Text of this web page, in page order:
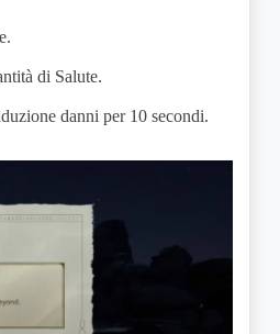
di Salute.
danni per 10 secondi.